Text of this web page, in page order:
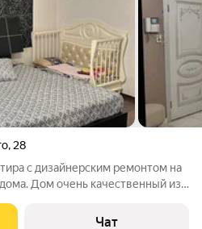
, 28
с дизайнерским ремонтом на
Дом очень качественный из
несколько построек. Все
Чат